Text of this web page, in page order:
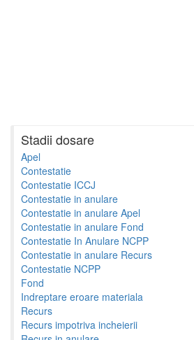
Stadii dosare
Apel
Contestatie
Contestatie ICCJ
Contestatie in anulare
Contestatie in anulare Apel
Contestatie in anulare Fond
Contestatie In Anulare NCPP
Contestatie in anulare Recurs
Contestatie NCPP
Fond
Indreptare eroare materiala
Recurs
Recurs impotriva incheierii